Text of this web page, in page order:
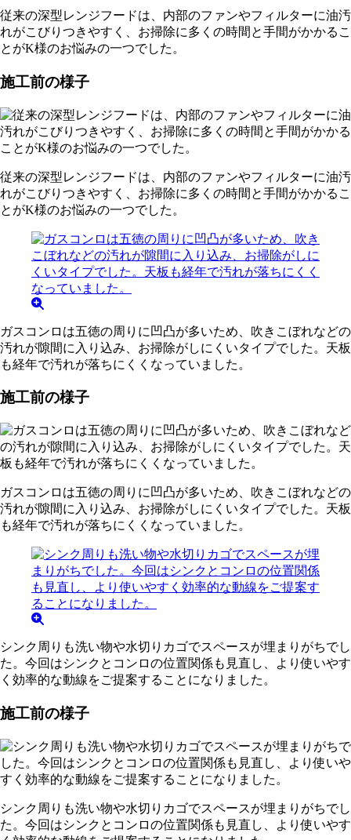
従来の深型レンジフードは、内部のファンやフィルターに油汚
れがこびりつきやすく、お掃除に多くの時間と手間がかかるこ
とがK様のお悩みの一つでした。
施工前の様子
従来の深型レンジフードは、内部のファンやフィルターに油汚
れがこびりつきやすく、お掃除に多くの時間と手間がかかるこ
とがK様のお悩みの一つでした。
ガスコンロは五徳の周りに凹凸が多いため、吹きこぼれなどの
汚れが隙間に入り込み、お掃除がしにくいタイプでした。天板
も経年で汚れが落ちにくくなっていました。
施工前の様子
ガスコンロは五徳の周りに凹凸が多いため、吹きこぼれなどの
汚れが隙間に入り込み、お掃除がしにくいタイプでした。天板
も経年で汚れが落ちにくくなっていました。
シンク周りも洗い物や水切りカゴでスペースが埋まりがちでし
た。今回はシンクとコンロの位置関係も見直し、より使いやす
く効率的な動線をご提案することになりました。
施工前の様子
シンク周りも洗い物や水切りカゴでスペースが埋まりがちでし
た。今回はシンクとコンロの位置関係も見直し、より使いやす